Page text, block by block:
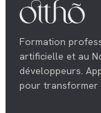
Formation
artificielle et au
développeurs.
pour transformer